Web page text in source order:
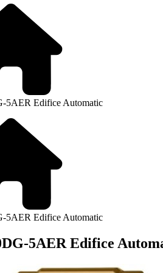
5AER Edifice Automatic
5AER Edifice Automatic
5AER Edifice